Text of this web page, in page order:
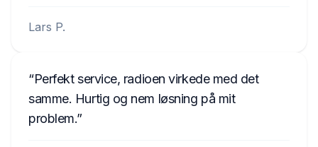
Lars P.
Perfekt service, radioen virkede med det
samme. Hurtig og nem løsning på mit
problem.